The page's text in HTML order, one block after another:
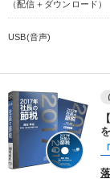
（配信＋ダウンロード）
USB(音声)